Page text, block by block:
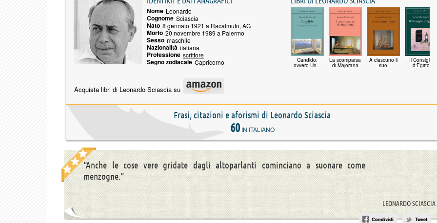
Nome Leonardo
Cognome Sciascia
Nato 8 gennaio 1921 a Racalmuto, AG
Morto 20 novembre 1989 a Palermo
Sesso maschile
Nazionalità italiana
Professione scrittore
Segno zodiacale Capricorno Candido:
ovvero Un...
La scomparsa
di Majorana
A ciascuno il
suo
Il Consiglio
d'Egitto
Acquista libri di Leonardo Sciascia su
Frasi, citazioni e aforismi di Leonardo Sciascia
60IN ITALIANO
“Anche le cose vere gridate dagli altoparlanti cominciano a suonare come
menzogne.”
LEONARDO SCIASCIA
Condividi Tweet